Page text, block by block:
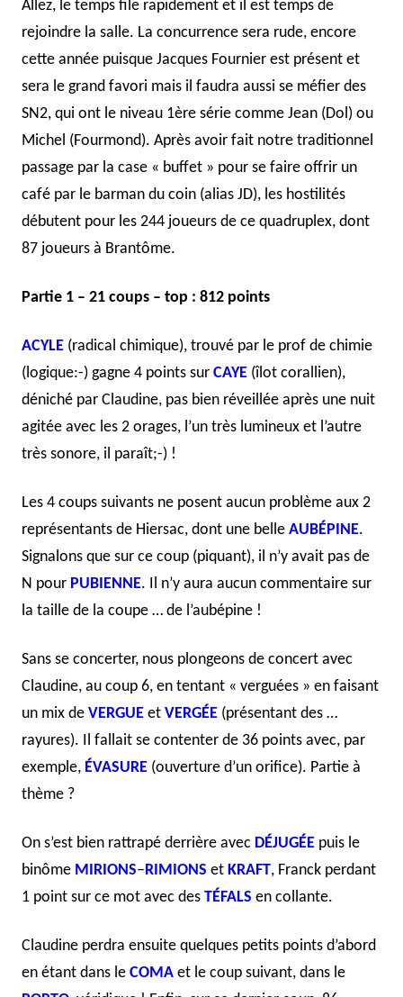
Allez, le temps file rapidement et il est temps de
rejoindre la salle. La concurrence sera rude, encore
cette année puisque Jacques Fournier est présent et
sera le grand favori mais il faudra aussi se méfier des
SN2, qui ont le niveau 1ère série comme Jean (Dol) ou
Michel (Fourmond). Après avoir fait notre traditionnel
passage par la case « buffet » pour se faire offrir un
café par le barman du coin (alias JD), les hostilités
débutent pour les 244 joueurs de ce quadruplex, dont
87 joueurs à Brantôme.
Partie 1 – 21 coups – top : 812 points
ACYLE (radical chimique), trouvé par le prof de chimie
(logique:-) gagne 4 points sur CAYE (îlot corallien),
déniché par Claudine, pas bien réveillée après une nuit
agitée avec les 2 orages, l’un très lumineux et l’autre
très sonore, il paraît;-) !
Les 4 coups suivants ne posent aucun problème aux 2
représentants de Hiersac, dont une belle AUBÉPINE.
Signalons que sur ce coup (piquant), il n’y avait pas de
N pour PUBIENNE. Il n’y aura aucun commentaire sur
la taille de la coupe … de l’aubépine !
Sans se concerter, nous plongeons de concert avec
Claudine, au coup 6, en tentant « verguées » en faisant
un mix de VERGUE et VERGÉE (présentant des …
rayures). Il fallait se contenter de 36 points avec, par
exemple, ÉVASURE (ouverture d’un orifice). Partie à
thème ?
On s’est bien rattrapé derrière avec DÉJUGÉE puis le
binôme MIRIONS–RIMIONS et KRAFT, Franck perdant
1 point sur ce mot avec des TÉFALS en collante.
Claudine perdra ensuite quelques petits points d’abord
en étant dans le COMA et le coup suivant, dans le